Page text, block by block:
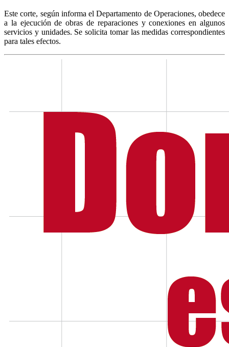
Este corte, según informa el Departamento de Operaciones, obedece
a la ejecución de obras de reparaciones y conexiones en algunos
servicios y unidades. Se solicita tomar las medidas correspondientes
para tales efectos.